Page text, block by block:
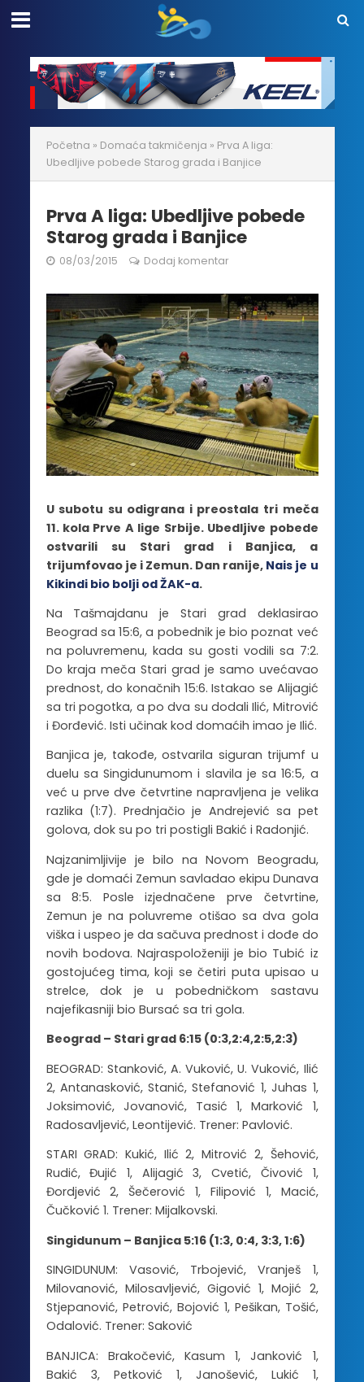
Početna » Domaća takmičenja » Prva A liga:
Ubedljive pobede Starog grada i Banjice
Prva A liga: Ubedljive pobede
Starog grada i Banjice
08/03/2015 Dodaj komentar
U subotu su odigrana i preostala tri meča
11. kola Prve A lige Srbije. Ubedljive pobede
ostvarili su Stari grad i Banjica, a
trijumfovao je i Zemun. Dan ranije, Nais je u
Kikindi bio bolji od ŽAK-a.
Na Tašmajdanu je Stari grad deklasirao
Beograd sa 15:6, a pobednik je bio poznat već
na poluvremenu, kada su gosti vodili sa 7:2.
Do kraja meča Stari grad je samo uvećavao
prednost, do konačnih 15:6. Istakao se Alijagić
sa tri pogotka, a po dva su dodali Ilić, Mitrović
i Đorđević. Isti učinak kod domaćih imao je Ilić.
Banjica je, takođe, ostvarila siguran trijumf u
duelu sa Singidunumom i slavila je sa 16:5, a
već u prve dve četvrtine napravljena je velika
razlika (1:7). Prednjačio je Andrejević sa pet
golova, dok su po tri postigli Bakić i Radonjić.
Najzanimljivije je bilo na Novom Beogradu,
gde je domaći Zemun savladao ekipu Dunava
sa 8:5. Posle izjednačene prve četvrtine,
Zemun je na poluvreme otišao sa dva gola
viška i uspeo je da sačuva prednost i dođe do
novih bodova. Najraspoloženiji je bio Tubić iz
gostojućeg tima, koji se četiri puta upisao u
strelce, dok je u pobedničkom sastavu
najefikasniji bio Bursać sa tri gola.
Beograd – Stari grad 6:15 (0:3,2:4,2:5,2:3)
BEOGRAD: Stanković, A. Vuković, U. Vuković, Ilić
2, Antanasković, Stanić, Stefanović 1, Juhas 1,
Joksimović, Jovanović, Tasić 1, Marković 1,
Radosavljević, Leontijević. Trener: Pavlović.
STARI GRAD: Kukić, Ilić 2, Mitrović 2, Šehović,
Rudić, Đujić 1, Alijagić 3, Cvetić, Čivović 1,
Đordjević 2, Šečerović 1, Filipović 1, Macić,
Čučković 1. Trener: Mijalkovski.
Singidunum – Banjica 5:16 (1:3, 0:4, 3:3, 1:6)
SINGIDUNUM: Vasović, Trbojević, Vranješ 1,
Milovanović, Milosavljević, Gigović 1, Mojić 2,
Stjepanović, Petrović, Bojović 1, Pešikan, Tošić,
Odalović. Trener: Saković
BANJICA: Brakočević, Kasum 1, Janković 1,
Bakić 3, Petković 1, Janošević, Lukić 1,